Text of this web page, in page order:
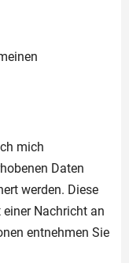
mich
Daten
werden. Diese
Nachricht an
entnehmen Sie